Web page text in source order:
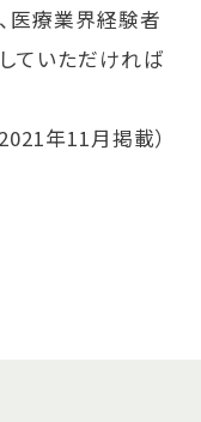
医療業界経験者
ていただければ
2021年11月掲載）